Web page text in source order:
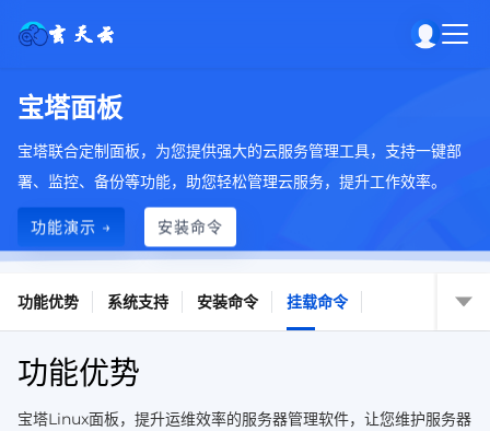
宝塔面板
宝塔联合定制面板，为您提供强大的云服务管理工具，支持一键部
署、监控、备份等功能，助您轻松管理云服务，提升工作效率。
功能演示 → 安装命令
功能优势 系统支持 安装命令 挂载命令
功能优势
宝塔Linux面板，提升运维效率的服务器管理软件，让您维护服务器